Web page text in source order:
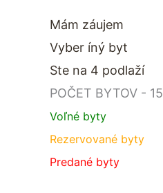
Mám záujem
Vyber íný byt
Ste na 4 podlaží
POČET BYTOV - 15
Voľné byty
Rezervované byty
Predané byty